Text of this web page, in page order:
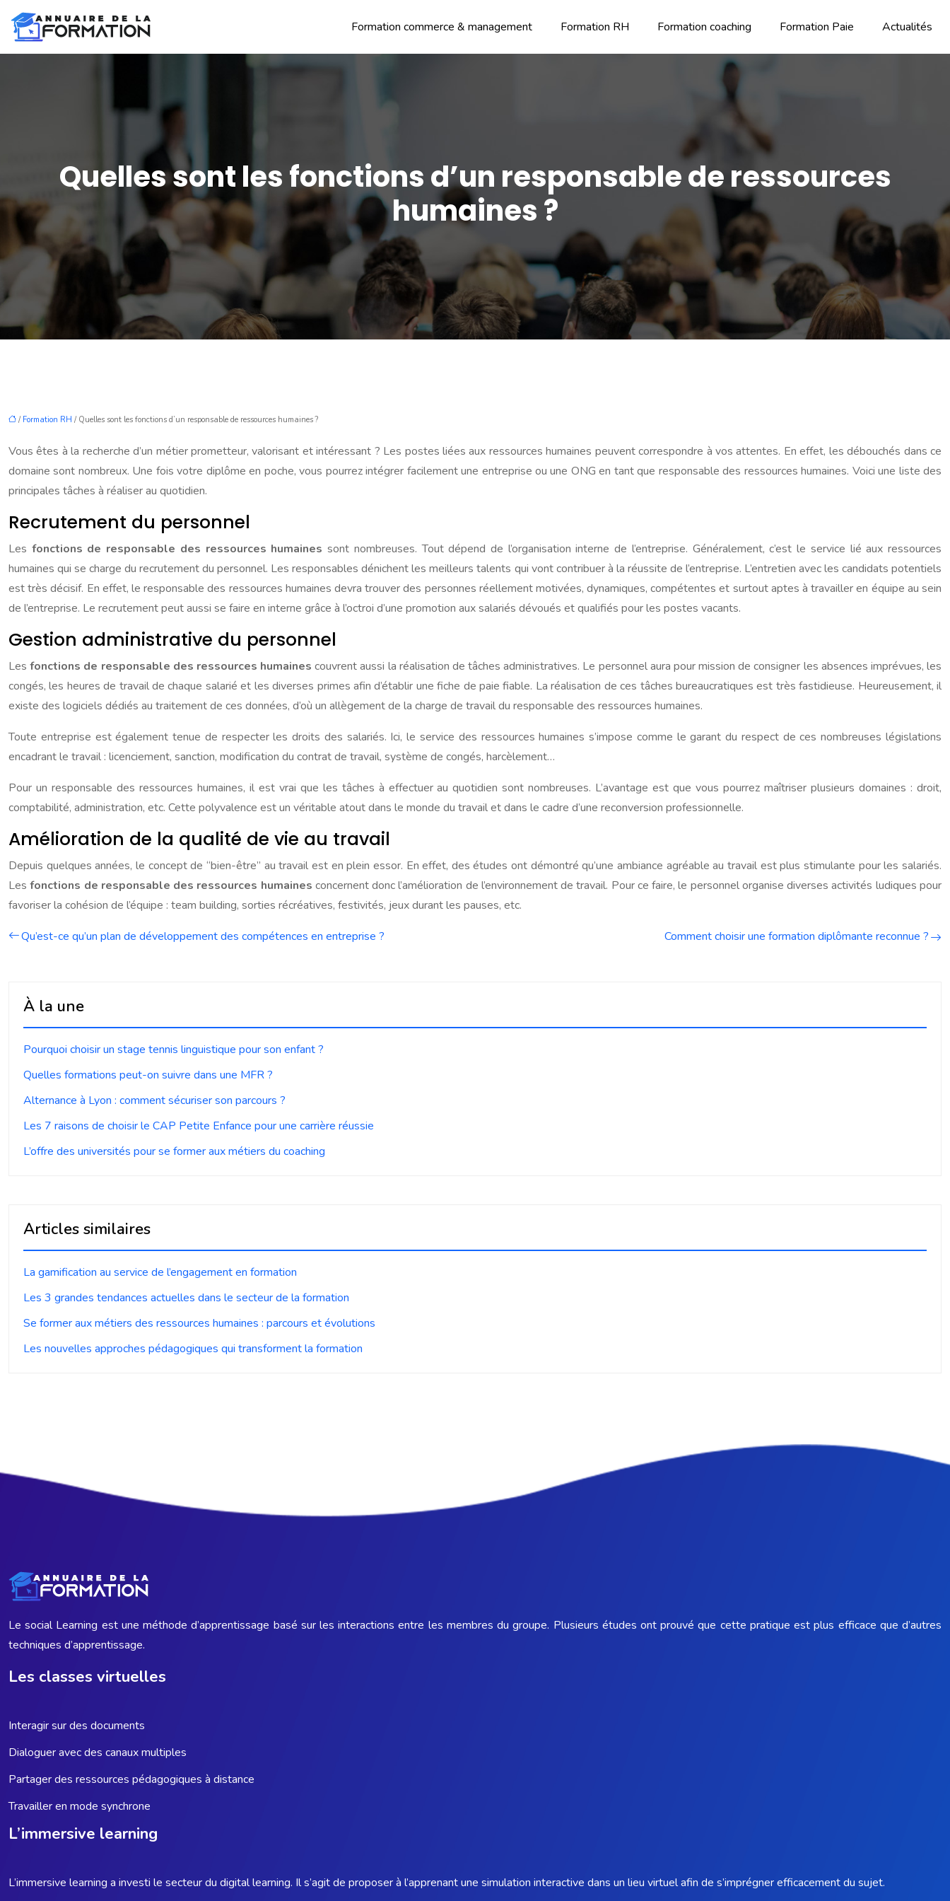
Formation commerce & management Formation RH Formation coaching Formation Paie Actualités
Quelles sont les fonctions d’un responsable de ressources
humaines ?
/ Formation RH / Quelles sont les fonctions d’un responsable de ressources humaines ?
Vous êtes à la recherche d’un métier prometteur, valorisant et intéressant ? Les postes liées aux ressources humaines peuvent correspondre à vos attentes. En effet, les débouchés dans ce
domaine sont nombreux. Une fois votre diplôme en poche, vous pourrez intégrer facilement une entreprise ou une ONG en tant que responsable des ressources humaines. Voici une liste des
principales tâches à réaliser au quotidien.
Recrutement du personnel
Les fonctions de responsable des ressources humaines sont nombreuses. Tout dépend de l’organisation interne de l’entreprise. Généralement, c’est le service lié aux ressources
humaines qui se charge du recrutement du personnel. Les responsables dénichent les meilleurs talents qui vont contribuer à la réussite de l’entreprise. L’entretien avec les candidats potentiels
est très décisif. En effet, le responsable des ressources humaines devra trouver des personnes réellement motivées, dynamiques, compétentes et surtout aptes à travailler en équipe au sein
de l’entreprise. Le recrutement peut aussi se faire en interne grâce à l’octroi d’une promotion aux salariés dévoués et qualifiés pour les postes vacants.
Gestion administrative du personnel
Lesfonctions de responsable des ressources humaines couvrent aussi la réalisation de tâches administratives. Le personnel aura pour mission de consigner les absences imprévues, les
congés, les heures de travail de chaque salarié et les diverses primes afin d’établir une fiche de paie fiable. La réalisation de ces tâches bureaucratiques est très fastidieuse. Heureusement, il
existe des logiciels dédiés au traitement de ces données, d’où un allègement de la charge de travail du responsable des ressources humaines.
Toute entreprise est également tenue de respecter les droits des salariés. Ici, le service des ressources humaines s’impose comme le garant du respect de ces nombreuses législations
encadrant le travail : licenciement, sanction, modification du contrat de travail, système de congés, harcèlement…
Pour un responsable des ressources humaines, il est vrai que les tâches à effectuer au quotidien sont nombreuses. L’avantage est que vous pourrez maîtriser plusieurs domaines : droit,
comptabilité, administration, etc. Cette polyvalence est un véritable atout dans le monde du travail et dans le cadre d’une reconversion professionnelle.
Amélioration de la qualité de vie au travail
Depuis quelques années, le concept de “bien-être” au travail est en plein essor. En effet, des études ont démontré qu’une ambiance agréable au travail est plus stimulante pour les salariés.
Lesfonctions de responsable des ressources humaines concernent donc l’amélioration de l’environnement de travail. Pour ce faire, le personnel organise diverses activités ludiques pour
favoriser la cohésion de l’équipe : team building, sorties récréatives, festivités, jeux durant les pauses, etc.
Qu’est-ce qu’un plan de développement des compétences en entreprise ?
Comment choisir une formation diplômante reconnue ?
À la une
Pourquoi choisir un stage tennis linguistique pour son enfant ?
Quelles formations peut-on suivre dans une MFR ?
Alternance à Lyon : comment sécuriser son parcours ?
Les 7 raisons de choisir le CAP Petite Enfance pour une carrière réussie
L’offre des universités pour se former aux métiers du coaching
Articles similaires
La gamification au service de l’engagement en formation
Les 3 grandes tendances actuelles dans le secteur de la formation
Se former aux métiers des ressources humaines : parcours et évolutions
Les nouvelles approches pédagogiques qui transforment la formation
Le social Learning est une méthode d’apprentissage basé sur les interactions entre les membres du groupe. Plusieurs études ont prouvé que cette pratique est plus efficace que d’autres
techniques d’apprentissage.
Les classes virtuelles
Interagir sur des documents
Dialoguer avec des canaux multiples
Partager des ressources pédagogiques à distance
Travailler en mode synchrone
L’immersive learning
L’immersive learning a investi le secteur du digital learning. Il s’agit de proposer à l’apprenant une simulation interactive dans un lieu virtuel afin de s’imprégner efficacement du sujet.